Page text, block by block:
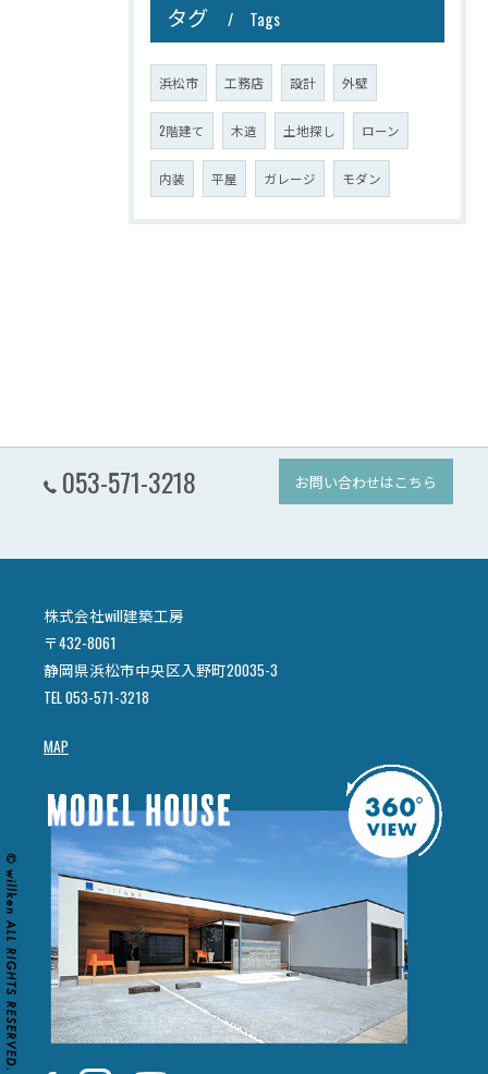
タグ Tags
浜松市 工務店 設計 外壁
2階建て 木造 土地探し ローン
内装 平屋 ガレージ モダン
053-571-3218 お問い合わせはこちら
株式会社will建築工房
〒432-8061
静岡県浜松市中央区入野町20035-3
TEL 053-571-3218
MAP